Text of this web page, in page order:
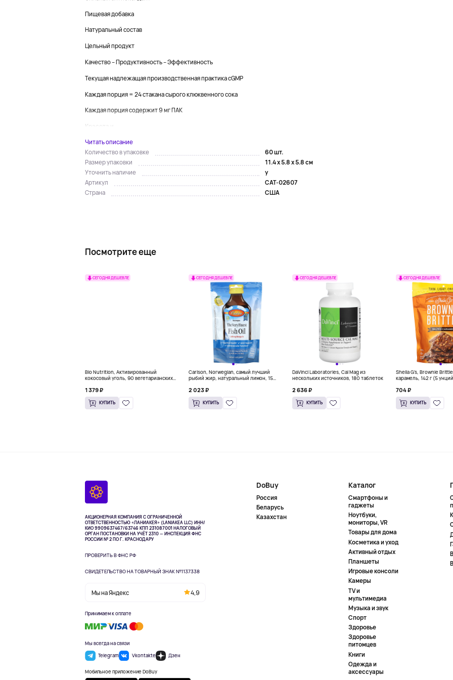
Пищевая добавка
Натуральный состав
Цельный продукт
Качество – Продуктивность – Эффективность
Текущая надлежащая производственная практика cGMP
Каждая порция = 24 стакана сырого клюквенного сока
Каждая порция содержит 9 мг ПАК
Красота и ...
Читать описание
Количество в упаковке
60 шт.
Размер упаковки
11.4 x 5.8 x 5.8 см
Уточнить наличие
y
Артикул
CAT-02607
Страна
США
Посмотрите еще
СЕГОДНЯ ДЕШЕВЛЕ
Bio Nutrition, Активированный
кокосовый уголь, 90 вегетарианских
1 379 ₽
КУПИТЬ
СЕГОДНЯ ДЕШЕВЛЕ
Carlson, Norwegian, самый лучший
рыбий жир, натуральный лимон, 15
2 023 ₽
КУПИТЬ
СЕГОДНЯ ДЕШЕВЛЕ
DaVinci Laboratories, Cal Mag из
нескольких источников, 180 таблеток
2 636 ₽
КУПИТЬ
СЕГОДНЯ ДЕШЕВЛЕ
Sheila G's, Brownie
карамель, 142 г (5
704 ₽
КУПИТЬ
АКЦИОНЕРНАЯ КОМПАНИЯ С ОГРАНИЧЕННОЙ
ОТВЕТСТВЕННОСТЬЮ «ЛАНИАКЕЯ» (LANIAKEA LLC) ИНН/
КИО 9909637467/63746 КПП 231087001НАЛОГОВЫЙ
ОРГАН ПОСТАНОВКИ НА УЧЁТ 2310 — ИНСПЕКЦИЯ ФНС
РОССИИ № 2 ПО Г. КРАСНОДАРУ
ПРОВЕРИТЬ В ФНС РФ
СВИДЕТЕЛЬСТВО НА ТОВАРНЫЙ ЗНАК №1137338
Мы на Яндекс 4,9
Принимаем к оплате
Мы всегда на связи
Telegram
Vkontakte Дзен
Мобильное приложение DoBuy
DoBuy
Россия
Беларусь
Казахстан
Каталог
Смартфоны и
гаджеты
Ноутбуки,
мониторы, VR
Товары для дома
Косметика и уход
Активный отдых
Планшеты
Игровые консоли
Камеры
TV и
мультимедиа
Музыка и звук
Спорт
Здоровье
Здоровье
питомцев
Книги
Одежда и
аксессуары